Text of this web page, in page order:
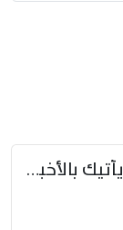
ستبدي لك الأيام ما كنت جاهلا … ويأتيك بالأخبار من لم تزوّد